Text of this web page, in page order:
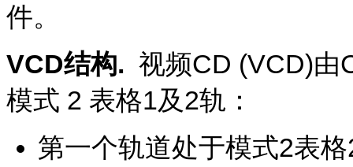
件。
VCD结构. 视频CD (VCD)由
模式 2 表格1及2轨：
第一个轨道处于模式2表